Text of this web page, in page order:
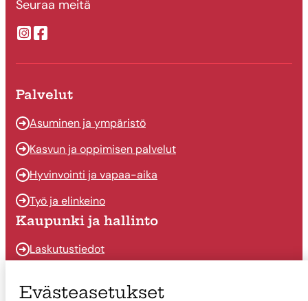
Seuraa meitä
Suonenjoen kaupungin Instragram
Suonenjoen kaupungin Facebook
Palvelut
Asuminen ja ympäristö
Kasvun ja oppimisen palvelut
Hyvinvointi ja vapaa-aika
Työ ja elinkeino
Kaupunki ja hallinto
Laskutustiedot
Evästeasetukset